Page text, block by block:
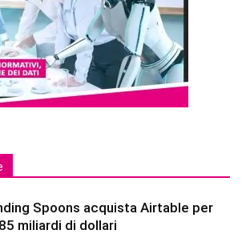
Spoons acquista Airtable per
miliardi di dollari